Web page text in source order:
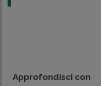
Approfondisci con